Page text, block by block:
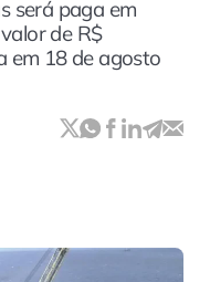
será paga em
de R$
em 18 de agosto